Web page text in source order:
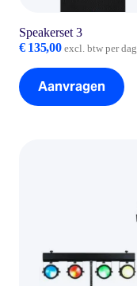
Speakerset 3
€135,00 excl. btw per dag
Aanvragen